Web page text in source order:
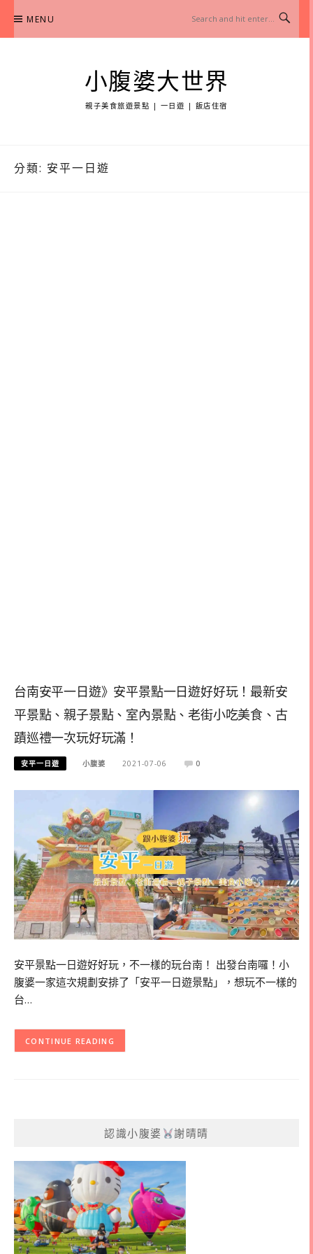
content
MENU
小腹婆大世界
親子美食旅遊景點 | 一日遊 | 飯店住宿
分類: 安平一日遊
台南安平一日遊》安平景點一日遊好好玩！最新安
平景點、親子景點、室內景點、老街小吃美食、古
蹟巡禮一次玩好玩滿！
安平一日遊 小腹婆 2021-07-06 0
安平景點一日遊好好玩，不一樣的玩台南！ 出發台南囉！小
腹婆一家這次規劃安排了「安平一日遊景點」，想玩不一樣的
台…
CONTINUE READING
認識小腹婆 謝晴晴